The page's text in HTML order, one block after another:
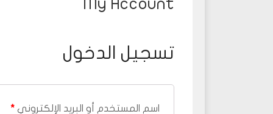
My Account
تسجيل الدخول
اسم المستخدم أو البريد الإلكتروني *